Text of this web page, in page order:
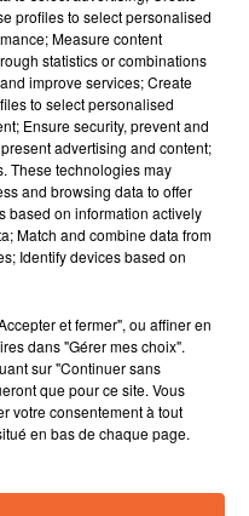
LE 22 JUIN 1940
, fer de lance
Lenne.
11 min 17 sec
profiles to select personalised
Measure content
statistics or combinations
improve services; Create
to select personalised
Ensure security, prevent and
advertising and content;
These technologies may
and browsing data to offer
based on information actively
Match and combine data from
Identify devices based on
et fermer", ou affiner en
dans "Gérer mes choix".
sur "Continuer sans
que pour ce site. Vous
votre consentement à tout
en bas de chaque page.